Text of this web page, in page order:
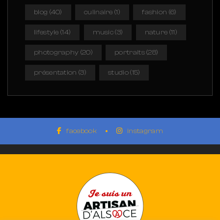
blog (40) culinaire (1) fashion (6)
lifestyle (14) music(3) nature (11)
photography (20) portraits(28)
présentation (3) studio(15)
facebook instagram